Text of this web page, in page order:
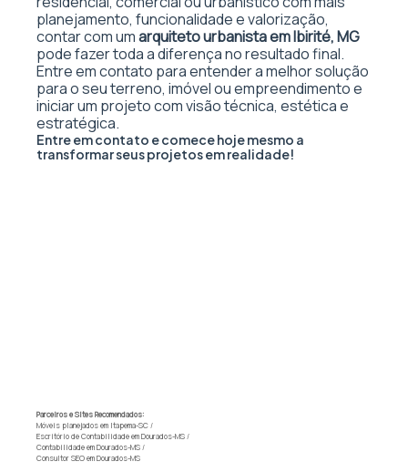
planejamento, funcionalidade e valorização,
contar com umarquiteto urbanista em Ibirité, MG
pode fazer toda a diferença no resultado final.
Entre em contato para entender a melhor solução
para o seu terreno, imóvel ou empreendimento e
iniciar um projeto com visão técnica, estética e
estratégica.
Entre em contato e comece hoje mesmo a
transformar seus projetos em realidade!
Parceiros e Sites Recomendados:
Móveis planejados em Itapema-SC /
Escritório de Contabilidade em Dourados-MS /
Contabilidade em Dourados-MS /
Consultor SEO em Dourados-MS